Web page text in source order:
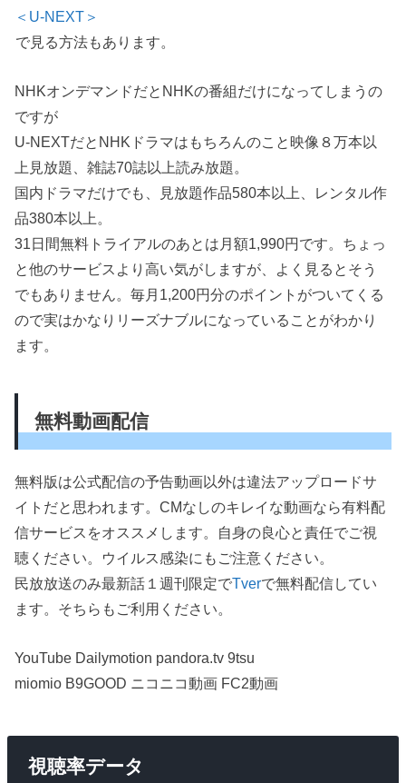
＜U-NEXT＞
で見る方法もあります。
NHKオンデマンドだとNHKの番組だけになってしまうの
ですが
U-NEXTだとNHKドラマはもちろんのこと映像８万本以
上見放題、雑誌70誌以上読み放題。
国内ドラマだけでも、見放題作品580本以上、レンタル作
品380本以上。
31日間無料トライアルのあとは月額1,990円です。ちょっ
と他のサービスより高い気がしますが、よく見るとそう
でもありません。毎月1,200円分のポイントがついてくる
ので実はかなりリーズナブルになっていることがわかり
ます。
無料動画配信
無料版は公式配信の予告動画以外は違法アップロードサ
イトだと思われます。CMなしのキレイな動画なら有料配
信サービスをオススメします。自身の良心と責任でご視
聴ください。ウイルス感染にもご注意ください。
民放放送のみ最新話１週刊限定でTverで無料配信してい
ます。そちらもご利用ください。
YouTube Dailymotion pandora.tv 9tsu
miomio B9GOOD ニコニコ動画 FC2動画
視聴率データ